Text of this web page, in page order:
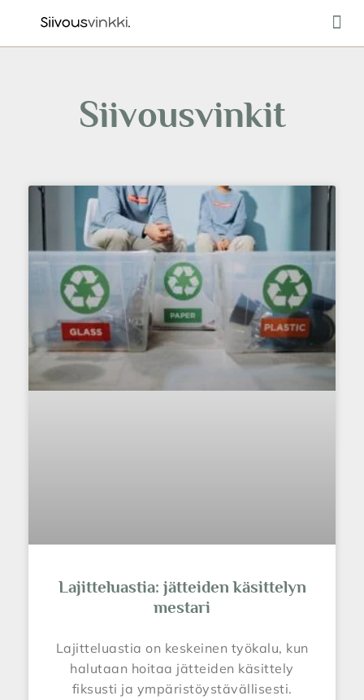
Siivousvinkit
Lajitteluastia: jätteiden käsittelyn
mestari
Lajitteluastia on keskeinen työkalu, kun
halutaan hoitaa jätteiden käsittely
fiksusti ja ympäristöystävällisesti.